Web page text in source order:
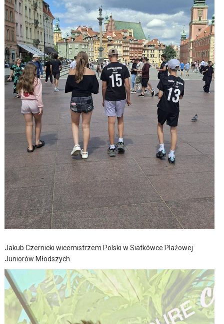
Jakub Czernicki wicemistrzem Polski w Siatkówce Plażowej
Juniorów Młodszych